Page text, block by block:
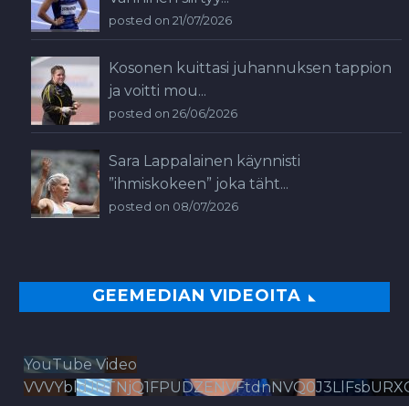
posted on 21/07/2026
Kosonen kuittasi juhannuksen tappion
ja voitti mou...
posted on 26/06/2026
Sara Lappalainen käynnisti
”ihmiskokeen” joka täht...
posted on 08/07/2026
GEEMEDIAN VIDEOITA
YouTube Video